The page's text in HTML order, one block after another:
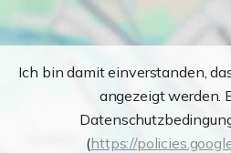
Ich bin damit einverstanden,
angezeigt werden.
(https://